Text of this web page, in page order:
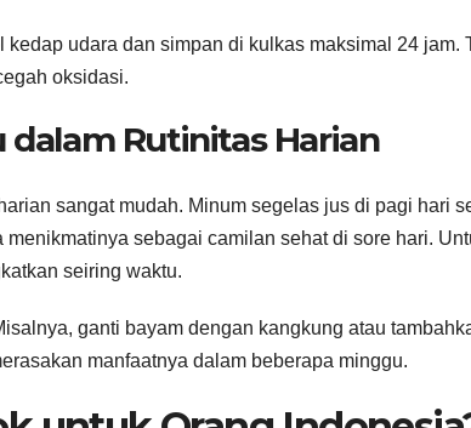
udara dan simpan di kulkas maksimal 24 jam.
oksidasi.
dalam Rutinitas Harian
sangat mudah. Minum segelas jus di pagi hari
sebagai camilan sehat di sore hari.
seiring waktu.
ganti bayam dengan kangkung atau
manfaatnya dalam beberapa minggu.